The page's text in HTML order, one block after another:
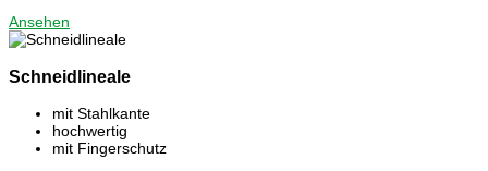
Ansehen
Schneidlineale
mit Stahlkante
hochwertig
mit Fingerschutz